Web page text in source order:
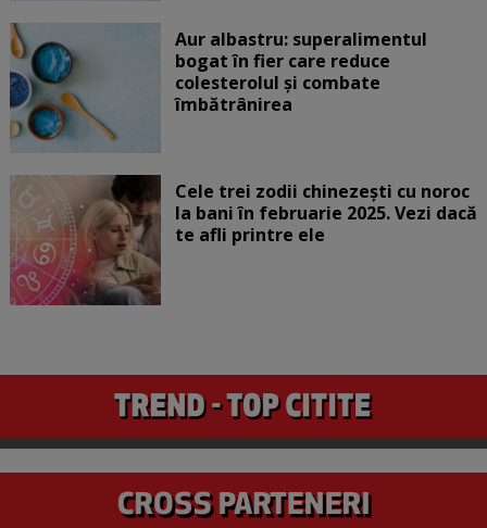
Aur albastru: superalimentul
bogat în fier care reduce
colesterolul și combate
îmbătrânirea
Cele trei zodii chinezești cu noroc
la bani în februarie 2025. Vezi dacă
te afli printre ele